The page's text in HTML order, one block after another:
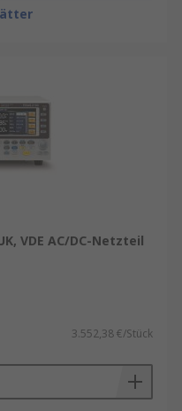
VDE AC/DC-Netzteil
3.552,38 €/Stück